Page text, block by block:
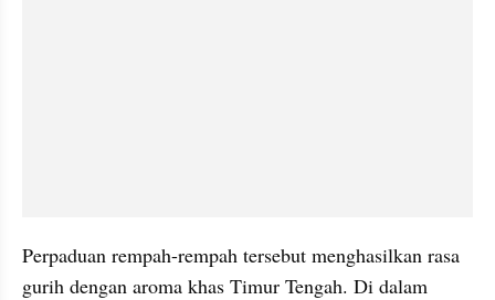
Perpaduan rempah-rempah tersebut menghasilkan rasa
gurih dengan aroma khas Timur Tengah. Di dalam